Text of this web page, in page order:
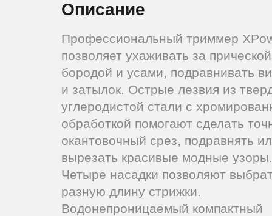
Описание
Профессиональный триммер
позволяет ухаживать за
бородой и усами, подравнивать
и затылок. Острые лезвия из
углеродистой стали с
обработкой помогают сделать
окантовочный срез, подравнять
вырезать красивые модные узоры.
Четыре насадки позволяют
разную длину стрижки.
Водонепроницаемый компактный